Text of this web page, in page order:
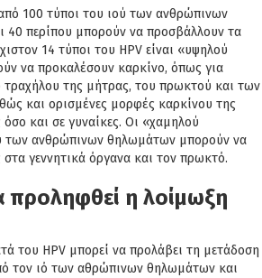
100 τύποι του ιού των ανθρώπινων
40 περίπου μπορούν να προσβάλλουν τα
14 τύποι του HPV είναι «υψηλού
να προκαλέσουν καρκίνο, όπως για
τραχήλου της μήτρας, του πρωκτού και των
και ορισμένες μορφές καρκίνου της
και σε γυναίκες. Οι «χαμηλού
των ανθρώπινων θηλωμάτων μπορούν να
γεννητικά όργανα και τον πρωκτό.
προληφθεί η λοίμωξη
του HPV μπορεί να προλάβει τη μετάδοση
τον ιό των αθρώπινων θηλωμάτων και